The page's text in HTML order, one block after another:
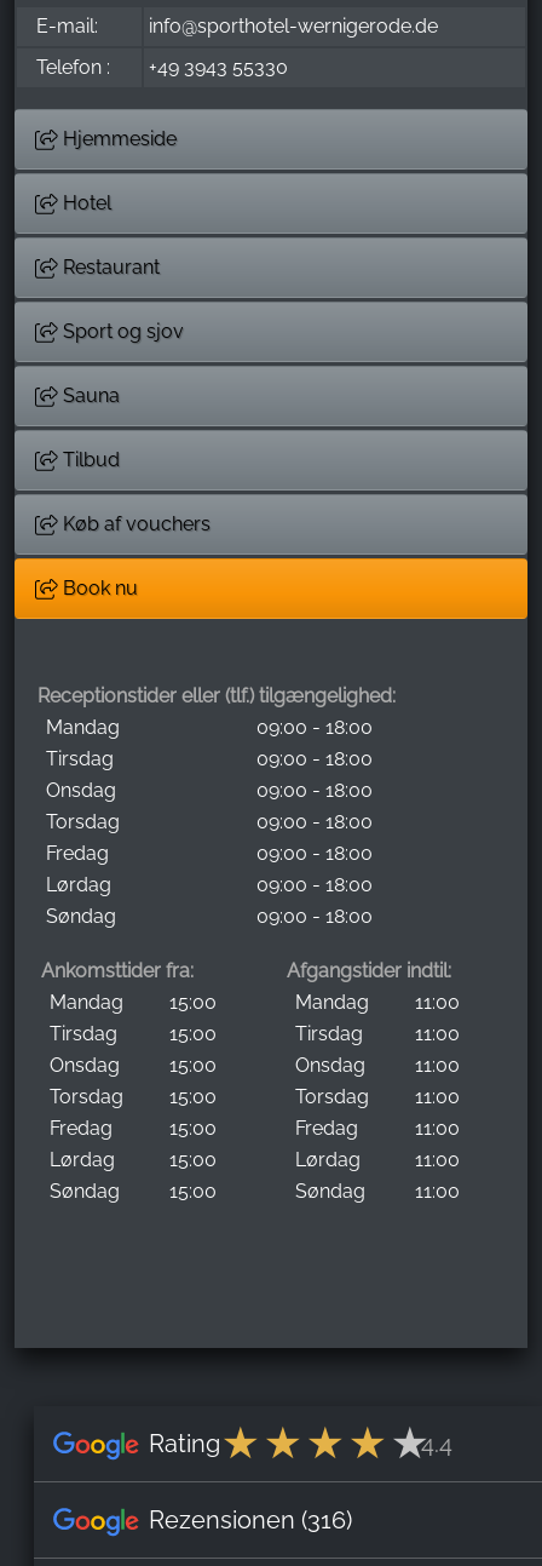
E-mail:
info@sporthotel-wernigerode.de
Telefon :
+49 3943 55330
Hjemmeside
Hotel
Restaurant
Sport og sjov
Sauna
Tilbud
Køb af vouchers
Book nu
Receptionstider eller (tlf.) tilgængelighed:
Mandag
09:00 - 18:00
Tirsdag
09:00 - 18:00
Onsdag
09:00 - 18:00
Torsdag
09:00 - 18:00
Fredag
09:00 - 18:00
Lørdag
09:00 - 18:00
Søndag
09:00 - 18:00
Ankomsttider fra:
Mandag
15:00
Tirsdag
15:00
Onsdag
15:00
Torsdag
15:00
Fredag
15:00
Lørdag
15:00
Søndag
15:00
Afgangstider indtil:
Mandag
11:00
Tirsdag
11:00
Onsdag
11:00
Torsdag
11:00
Fredag
11:00
Lørdag
11:00
Søndag
11:00
Rating 4.4
Rezensionen (316)